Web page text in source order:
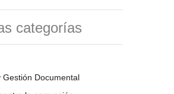
categorías
Gestión Documental